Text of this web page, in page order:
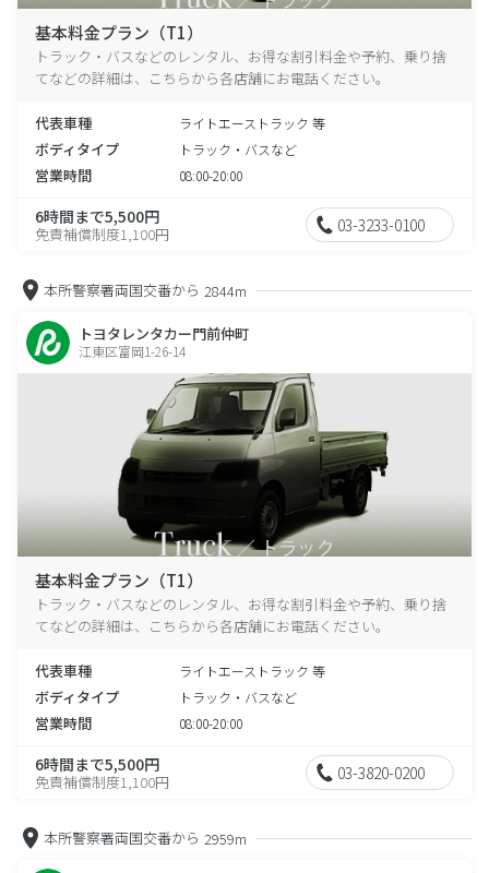
基本料金プラン（T1）
トラック・バスなどのレンタル、お得な割引料金や予約、乗り捨
てなどの詳細は、こちらから各店舗にお電話ください。
代表車種 ライトエーストラック 等
ボディタイプ トラック・バスなど
営業時間 08:00-20:00
6時間まで5,500円
免責補償制度1,100円 03-3233-0100
本所警察署両国交番から 2844m
トヨタレンタカー門前仲町
江東区富岡1-26-14
基本料金プラン（T1）
トラック・バスなどのレンタル、お得な割引料金や予約、乗り捨
てなどの詳細は、こちらから各店舗にお電話ください。
代表車種 ライトエーストラック 等
ボディタイプ トラック・バスなど
営業時間 08:00-20:00
6時間まで5,500円
免責補償制度1,100円 03-3820-0200
本所警察署両国交番から 2959m